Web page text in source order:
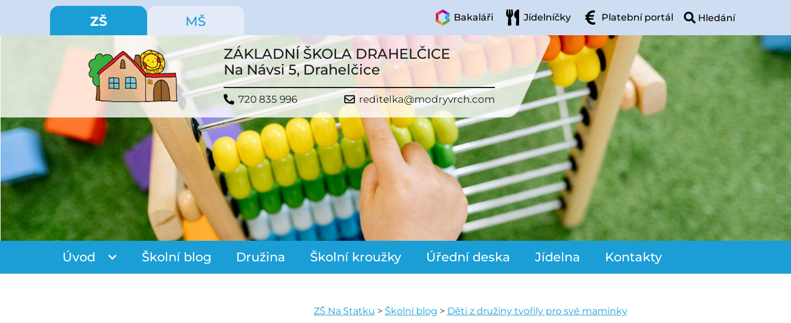
ZŠ MŠ Bakaláři Jídelníčky Platební portál
ZÁKLADNÍ ŠKOLA DRAHELČICE
Na Návsi 5, Drahelčice
720 835 996 reditelka@modryvrch.com
Úvod Školní blog Družina Školní kroužky Úřední deska Jídelna Kontakty
ZŠ Na Statku > Školní blog > Děti z družiny tvořily pro své maminky